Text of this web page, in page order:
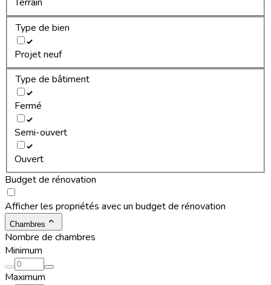
Type de bien
Projet neuf
Type de bâtiment
Fermé
Semi-ouvert
Ouvert
Budget de rénovation
Afficher les propriétés avec un budget de rénovation
Chambres
Nombre de chambres
Minimum
Maximum